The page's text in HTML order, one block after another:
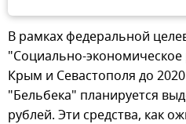
В рамках федеральной
"Социально-экономическое
Крым и Севастополя до
"Бельбека" планируется
рублей. Эти средства, как